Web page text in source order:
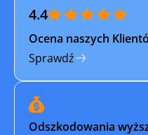
4.4
Ocena naszych
Sprawdź
Odszkodowania